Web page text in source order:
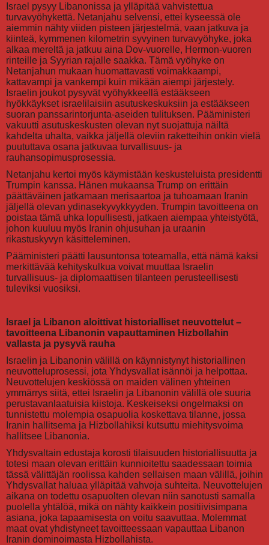
Israel pysyy Libanonissa ja ylläpitää vahvistettua
turvavyöhykettä. Netanjahu selvensi, ettei kyseessä ole
aiemmin nähty viiden pisteen järjestelmä, vaan jatkuva ja
kiinteä, kymmenen kilometrin syvyinen turvavyöhyke, joka
alkaa mereltä ja jatkuu aina Dov-vuorelle, Hermon-vuoren
rinteille ja Syyrian rajalle saakka. Tämä vyöhyke on
Netanjahun mukaan huomattavasti voimakkaampi,
kattavampi ja vankempi kuin mikään aiempi järjestely.
Israelin joukot pysyvät vyöhykkeellä estääkseen
hyökkäykset israelilaisiin asutuskeskuksiin ja estääkseen
suoran panssarintorjunta-aseiden tulituksen. Pääministeri
vakuutti asutuskeskusten olevan nyt suojattuja näiltä
kahdelta uhalta, vaikka jäljellä oleviin raketteihin onkin vielä
puututtava osana jatkuvaa turvallisuus- ja
rauhansopimusprosessia.
Netanjahu kertoi myös käymistään keskusteluista presidentti
Trumpin kanssa. Hänen mukaansa Trump on erittäin
päättäväinen jatkamaan merisaartoa ja tuhoamaan Iranin
jäljellä olevan ydinasekyvykkyyden. Trumpin tavoitteena on
poistaa tämä uhka lopullisesti, jatkaen aiempaa yhteistyötä,
johon kuuluu myös Iranin ohjusuhan ja uraanin
rikastuskyvyn käsitteleminen.
Pääministeri päätti lausuntonsa toteamalla, että nämä kaksi
merkittävää kehityskulkua voivat muuttaa Israelin
turvallisuus- ja diplomaattisen tilanteen perusteellisesti
tuleviksi vuosiksi.
Israel ja Libanon aloittivat historialliset neuvottelut –
tavoitteena Libanonin vapauttaminen Hizbollahin
vallasta ja pysyvä rauha
Israelin ja Libanonin välillä on käynnistynyt historiallinen
neuvotteluprosessi, jota Yhdysvallat isännöi ja helpottaa.
Neuvottelujen keskiössä on maiden välinen yhteinen
ymmärrys siitä, ettei Israelin ja Libanonin välillä ole suuria
perustavanlaatuisia kiistoja. Keskeiseksi ongelmaksi on
tunnistettu molempia osapuolia koskettava tilanne, jossa
Iranin hallitsema ja Hizbollahiksi kutsuttu miehitysvoima
hallitsee Libanonia.
Yhdysvaltain edustaja korosti tilaisuuden historiallisuutta ja
totesi maan olevan erittäin kunnioitettu saadessaan toimia
tässä välittäjän roolissa kahden sellaisen maan välillä, joihin
Yhdysvallat haluaa ylläpitää vahvoja suhteita. Neuvottelujen
aikana on todettu osapuolten olevan niin sanotusti samalla
puolella yhtälöä, mikä on nähty kaikkein positiivisimpana
asiana, joka tapaamisesta on voitu saavuttaa. Molemmat
maat ovat yhdistyneet tavoitteessaan vapauttaa Libanon
Iranin dominoimasta Hizbollahista.